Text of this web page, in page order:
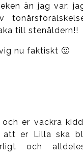
än jag var:
till stenåldern!!
nu faktiskt 🙂
er vackra
att er Lilla ska
och